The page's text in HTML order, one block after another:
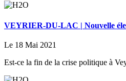
VEYRIER-DU-LAC | Nouvelle
Le 18 Mai 2021
Est-ce la fin de la crise politique à